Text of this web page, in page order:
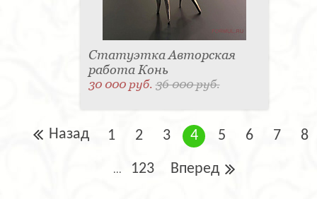
Статуэтка Авторская
работа Конь
30 000 руб.36 000 руб.
Назад 1 2 3 4 5 6 7 8
... 123 Вперед